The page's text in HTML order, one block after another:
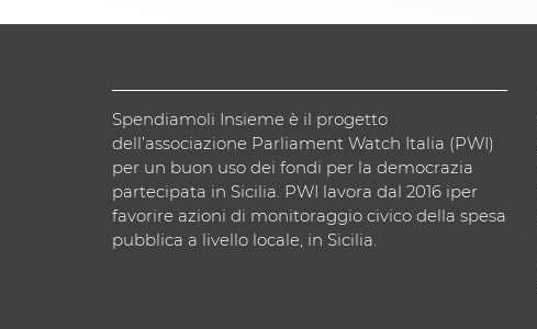
Spendiamoli Insieme è il progetto
dell’associazione Parliament Watch Italia (PWI)
per un buon uso dei fondi per la democrazia
partecipata in Sicilia. PWI lavora dal 2016 iper
favorire azioni di monitoraggio civico della spesa
pubblica a livello locale, in Sicilia.